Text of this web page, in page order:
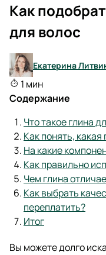
Как
для волос
Екатерина
1 мин
Содержание
Что такое глина
Как понять,
На какие
Как правильно
Чем глина
Как выбрать
переплатить?
Итог
Вы можете долго